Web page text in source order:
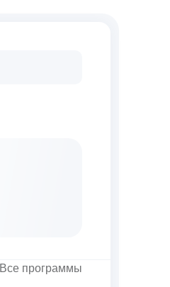
Все программы